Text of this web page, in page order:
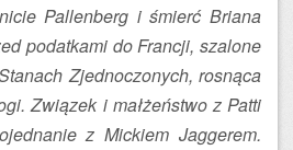
Pallenberg i śmierć Briana
podatkami do Francji, szalone
Zjednoczonych, rosnąca
Związek i małżeństwo z Patti
z Mickiem Jaggerem.